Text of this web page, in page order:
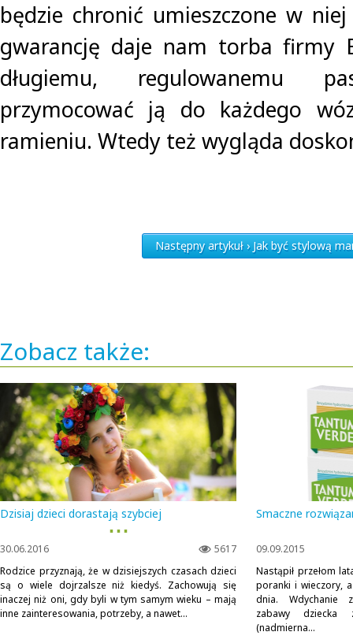
będzie chronić umieszczone w
gwarancję daje nam torba firmy
długiemu, regulowanemu
przymocować ją do każdego
ramieniu. Wtedy też wygląda
Następny artykuł › Jak być stylową
Zobacz także:
Dzisiaj dzieci dorastają szybciej
▪ ▪ ▪
5617
30.06.2016
Rodzice przyznają, że w dzisiejszych czasach dzieci
są o wiele dojrzalsze niż kiedyś. Zachowują się
inaczej niż oni, gdy byli w tym samym wieku – mają
inne zainteresowania, potrzeby, a nawet...
Smaczne
09.09.2015
Nastąpił przełom
poranki i wieczory,
dnia. Wdychanie
zabawy
(nadmierna...